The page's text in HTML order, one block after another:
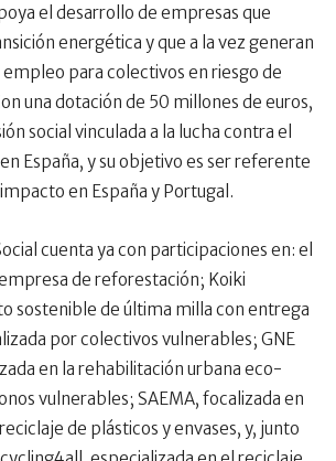
el desarrollo de empresas que
energética y que a la vez generan
para colectivos en riesgo de
una dotación de 50 millones de euros,
social vinculada a la lucha contra el
España, y su objetivo es ser referente
en España y Portugal.
cuenta ya con participaciones en: el
de reforestación; Koiki
sostenible de última milla con entrega
por colectivos vulnerables; GNE
en la rehabilitación urbana eco-
vulnerables; SAEMA, focalizada en
de plásticos y envases, y, junto